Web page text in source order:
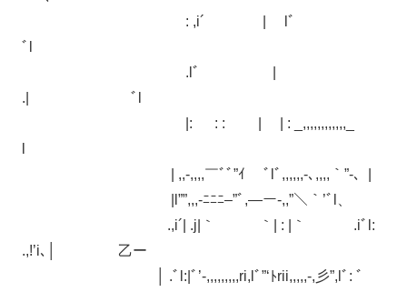
: ,i´ | lﾞ
ﾞl
.lﾞ |
.| ﾞl
|: : : | | : _,,,,,,,,,,,,_
| ,,-,,,,￣ﾞﾞ”ｲ ﾞlﾞ,,,,,,-､,,,,｀”-、|
|l””,,,-ﾆﾆﾆ–”ﾞ,―ー-,,”＼｀’ﾞl、
.,i´| .j|｀ ｀| : |｀ .iﾞl:
.,!’i､│ 乙ー
│ .ﾞl:|ﾞ’-,,,,,,,,,ri,lﾞ”‘ﾄrii,,,,,-,彡”,lﾞ: ﾞ